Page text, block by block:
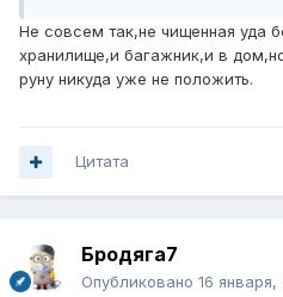
Не совсем так,не чищенная уда
хранилище,и багажник,и в
руну никуда уже не положить.
Цитата
Бродяга7
Опубликовано 16 января,